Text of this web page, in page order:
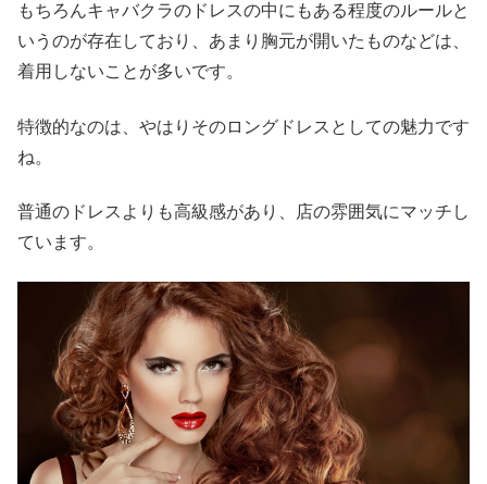
もちろんキャバクラのドレスの中にもある程度のルールと
いうのが存在しており、あまり胸元が開いたものなどは、
着用しないことが多いです。
特徴的なのは、やはりそのロングドレスとしての魅力です
ね。
普通のドレスよりも高級感があり、店の雰囲気にマッチし
ています。